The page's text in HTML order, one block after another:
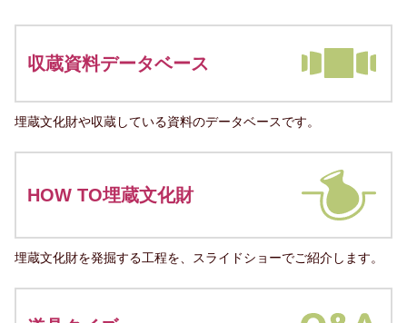
収蔵資料データベース
埋蔵文化財や収蔵している資料のデータベースです。
HOW TO埋蔵文化財
埋蔵文化財を発掘する工程を、スライドショーでご紹介します。